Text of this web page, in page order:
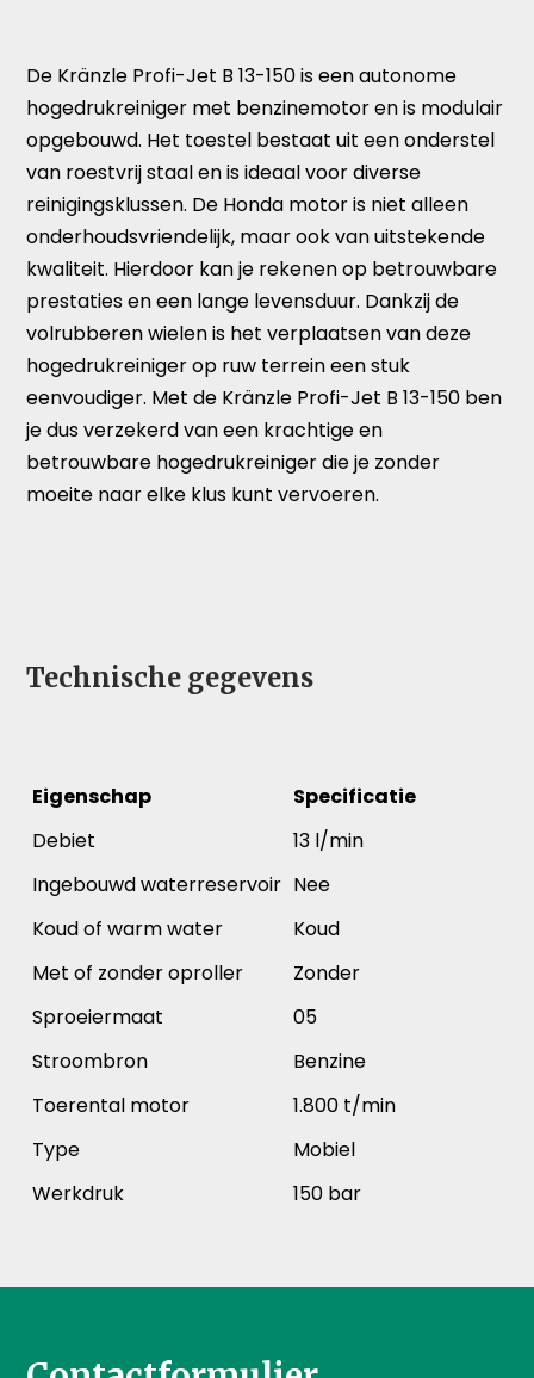
De Kränzle Profi-Jet B 13-150 is een autonome
hogedrukreiniger met benzinemotor en is modulair
opgebouwd. Het toestel bestaat uit een onderstel
van roestvrij staal en is ideaal voor diverse
reinigingsklussen. De Honda motor is niet alleen
onderhoudsvriendelijk, maar ook van uitstekende
kwaliteit. Hierdoor kan je rekenen op betrouwbare
prestaties en een lange levensduur. Dankzij de
volrubberen wielen is het verplaatsen van deze
hogedrukreiniger op ruw terrein een stuk
eenvoudiger. Met de Kränzle Profi-Jet B 13-150 ben
je dus verzekerd van een krachtige en
betrouwbare hogedrukreiniger die je zonder
moeite naar elke klus kunt vervoeren.
Technische gegevens
Eigenschap
Specificatie
Debiet
13 l/min
Ingebouwd waterreservoir Nee
Koud of warm water
Koud
Met of zonder oproller
Zonder
Sproeiermaat
05
Stroombron
Benzine
Toerental motor
1.800 t/min
Type
Mobiel
Werkdruk
150 bar